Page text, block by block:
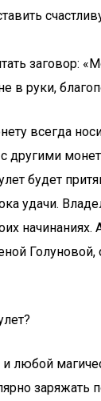
заговор:
в руки,
всегда
другими
будет
удачи.
и любой